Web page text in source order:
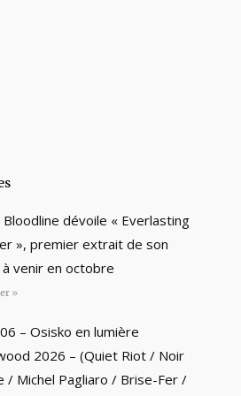
Bloodline dévoile « Everlasting
», premier extrait de son
à venir en octobre
»
– Osisko en lumière
2026 – (Quiet Riot / Noir
/ Michel Pagliaro / Brise-Fer /